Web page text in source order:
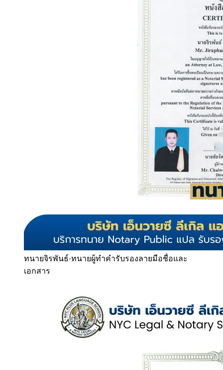
ทนายจิรพันธ์·ทนายผู้ทำคำรับรองลายมือชื่อและ
เอกสาร